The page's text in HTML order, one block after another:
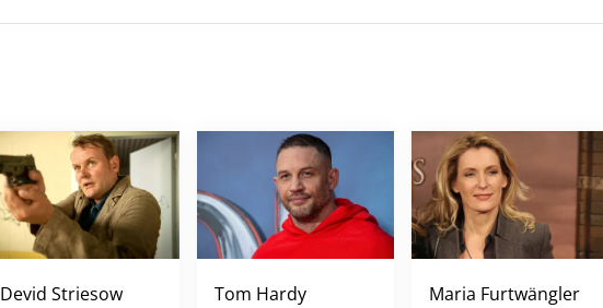
Devid Striesow Tom Hardy Maria Furtwängler